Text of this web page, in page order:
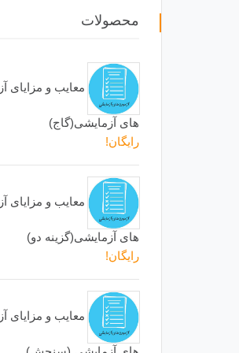
محصولات
معایب و مزایای
های آزمایشی(گاج)
رایگان!
معایب و مزایای
های آزمایشی(گزینه دو)
رایگان!
معایب و مزایای